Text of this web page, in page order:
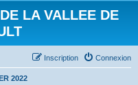
LA VALLEE DE
Connexion
Inscription
2022